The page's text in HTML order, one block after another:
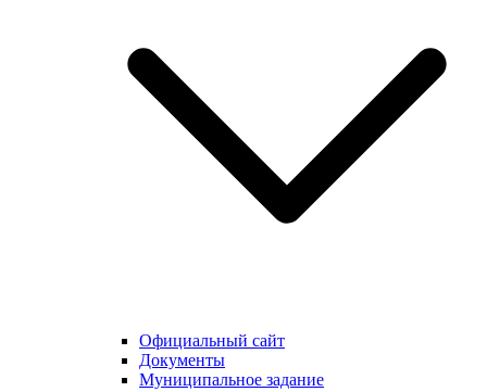
Официальный сайт
Документы
Муниципальное задание